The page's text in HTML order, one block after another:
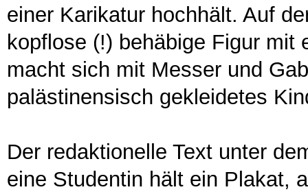
einer Karikatur hochhält. Auf
kopflose (!) behäbige Figur
macht sich mit Messer und
palästinensisch gekleidetes
Der redaktionelle Text unter
eine Studentin hält ein Plakat,